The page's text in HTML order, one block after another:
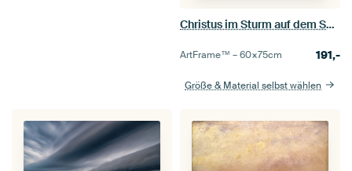
Christus im Sturm auf dem See von Galiläa, Rembrandt vom Rhein
ArtFrame™ –60×75cm 191,-
Größe & Material selbst wählen